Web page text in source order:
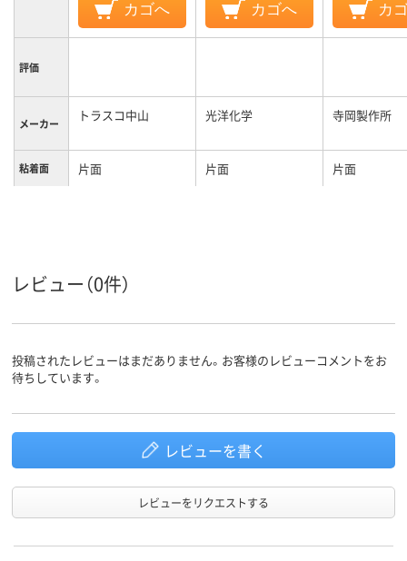
カゴへ カゴへ カ
評価
メーカー トラスコ中山 光洋化学 寺岡製作所
粘着面 片面 片面 片面
レビュー（0件）
投稿されたレビューはまだありません。お客様のレビューコメントをお
待ちしています。
レビューを書く
レビューをリクエストする